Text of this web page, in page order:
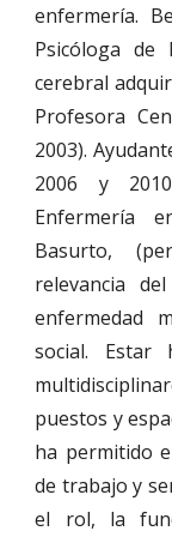
enfermería.
Psicóloga de
cerebral
Profesora
2003).
2006 y
Enfermería
Basurto,
relevancia del
enfermedad
social. Estar
puestos y
ha permitido
de trabajo y
el rol, la